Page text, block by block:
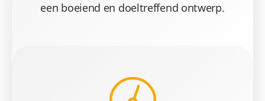
een boeiend en doeltreffend ontwerp.